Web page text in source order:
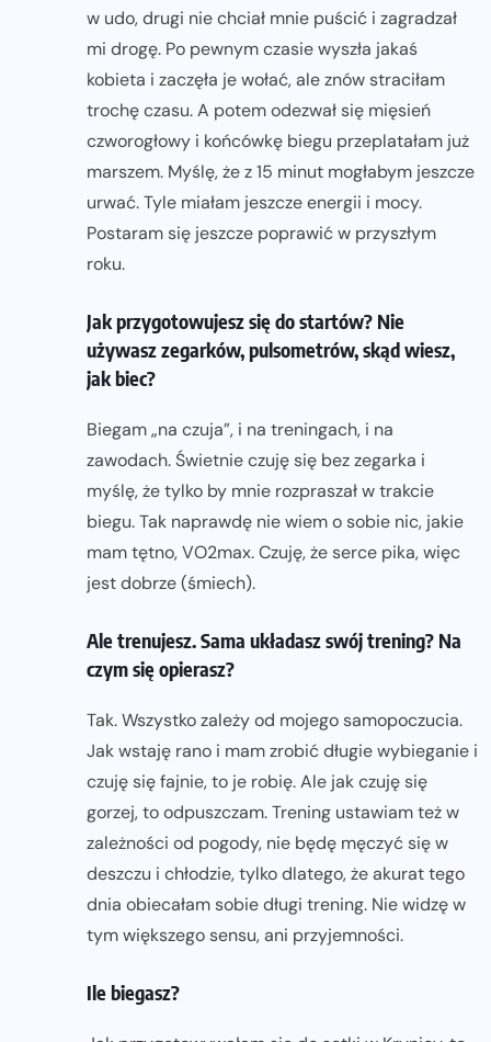
w udo, drugi nie chciał mnie puścić i zagradzał
mi drogę. Po pewnym czasie wyszła jakaś
kobieta i zaczęła je wołać, ale znów straciłam
trochę czasu. A potem odezwał się mięsień
czworogłowy i końcówkę biegu przeplatałam już
marszem. Myślę, że z 15 minut mogłabym jeszcze
urwać. Tyle miałam jeszcze energii i mocy.
Postaram się jeszcze poprawić w przyszłym
roku.
Jak przygotowujesz się do startów? Nie
używasz zegarków, pulsometrów, skąd wiesz,
jak biec?
Biegam „na czuja”, i na treningach, i na
zawodach. Świetnie czuję się bez zegarka i
myślę, że tylko by mnie rozpraszał w trakcie
biegu. Tak naprawdę nie wiem o sobie nic, jakie
mam tętno, VO2max. Czuję, że serce pika, więc
jest dobrze (śmiech).
Ale trenujesz. Sama układasz swój trening? Na
czym się opierasz?
Tak. Wszystko zależy od mojego samopoczucia.
Jak wstaję rano i mam zrobić długie wybieganie i
czuję się fajnie, to je robię. Ale jak czuję się
gorzej, to odpuszczam. Trening ustawiam też w
zależności od pogody, nie będę męczyć się w
deszczu i chłodzie, tylko dlatego, że akurat tego
dnia obiecałam sobie długi trening. Nie widzę w
tym większego sensu, ani przyjemności.
Ile biegasz?